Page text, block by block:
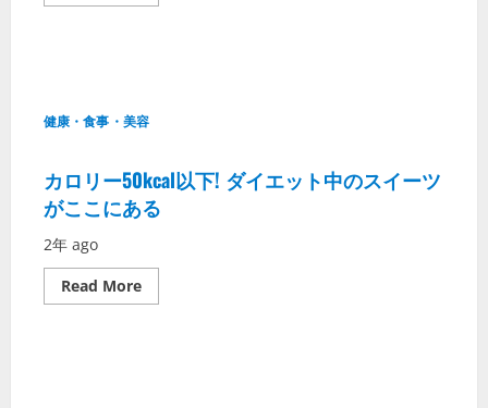
健康・食事・美容
カロリー50kcal以下! ダイエット中のスイーツ
がここにある
2年 ago
Read More